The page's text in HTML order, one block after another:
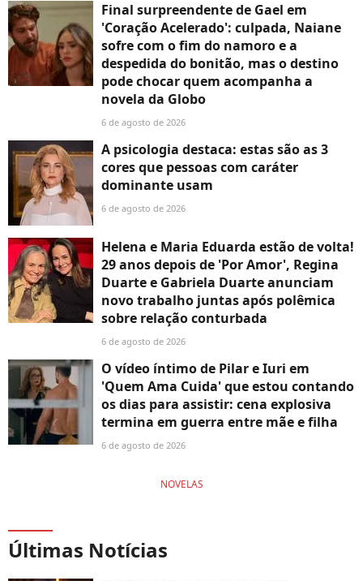
Final surpreendente de Gael em
'Coração Acelerado': culpada, Naiane
sofre com o fim do namoro e a
despedida do bonitão, mas o destino
pode chocar quem acompanha a
novela da Globo
6 de agosto de 2026
A psicologia destaca: estas são as 3
cores que pessoas com caráter
dominante usam
6 de agosto de 2026
Helena e Maria Eduarda estão de volta!
29 anos depois de 'Por Amor', Regina
Duarte e Gabriela Duarte anunciam
novo trabalho juntas após polêmica
sobre relação conturbada
6 de agosto de 2026
O vídeo íntimo de Pilar e Iuri em
'Quem Ama Cuida' que estou contando
os dias para assistir: cena explosiva
termina em guerra entre mãe e filha
6 de agosto de 2026
NOVELAS
Últimas Notícias